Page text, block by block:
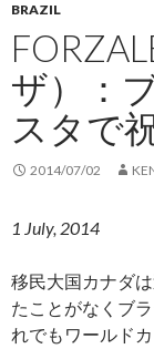
BRAZIL
ザ）：
スタで
2014/07/02
1 July, 2014
移民大国カナダ
たことがなくブ
れでもワールド